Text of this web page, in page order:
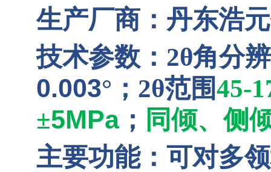
生产厂商：丹东浩
技术参数： 2θ角分
0.003° ； 2θ范围45-
±5MPa； 同倾、侧
主要功能：可对多